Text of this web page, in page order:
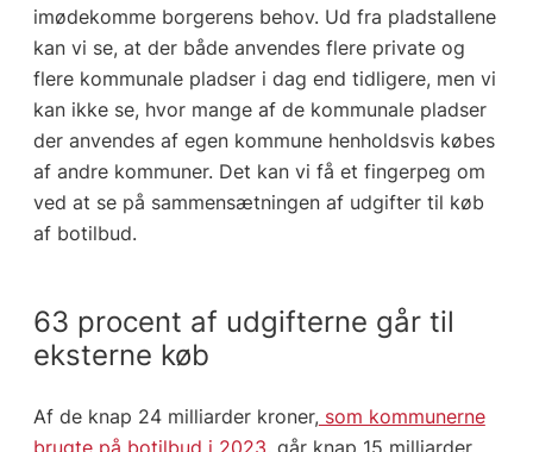
imødekomme borgerens behov. Ud fra pladstallene
kan vi se, at der både anvendes flere private og
flere kommunale pladser i dag end tidligere, men vi
kan ikke se, hvor mange af de kommunale pladser
der anvendes af egen kommune henholdsvis købes
af andre kommuner. Det kan vi få et fingerpeg om
ved at se på sammensætningen af udgifter til køb
af botilbud.
63 procent af udgifterne går til
eksterne køb
Af de knap 24 milliarder kroner, som kommunerne